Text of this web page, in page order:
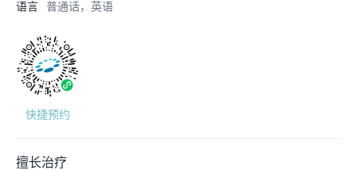
语言 普通话，英语
快捷预约
擅长治疗